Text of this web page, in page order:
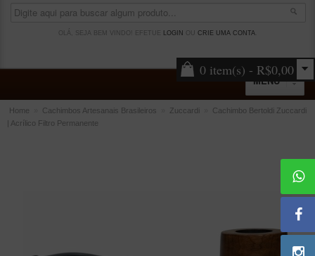
OLÁ, SEJA BEM VINDO! EFETUE LOGIN CRIE UMA CONTA.
0 item(s) - R$0,00
MENU
ACESSÓRIOS
Home Cachimbos Artesanais Brasileiros Zuccardi
Cachimbo Bertoldi Zuccardi
| Acrílico Filtro Permanente